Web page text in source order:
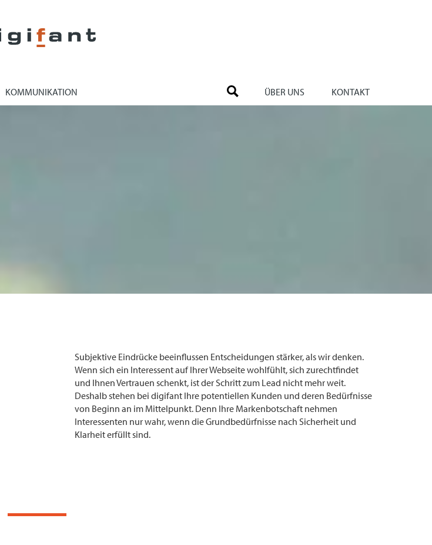
KOMMUNIKATION ÜBER UNS KONTAKT
Subjektive Eindrücke beeinflussen Entscheidungen stärker, als wir denken.
Wenn sich ein Interessent auf Ihrer Webseite wohlfühlt, sich zurechtfindet
und Ihnen Vertrauen schenkt, ist der Schritt zum Lead nicht mehr weit.
Deshalb stehen bei digifant Ihre potentiellen Kunden und deren Bedürfnisse
von Beginn an im Mittelpunkt. Denn Ihre Markenbotschaft nehmen
Interessenten nur wahr, wenn die Grundbedürfnisse nach Sicherheit und
Klarheit erfüllt sind.